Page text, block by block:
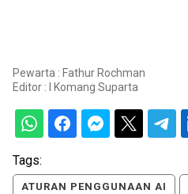
Pewarta : Fathur Rochman
Editor :
I Komang Suparta
Tags:
ATURAN PENGGUNAAN AI